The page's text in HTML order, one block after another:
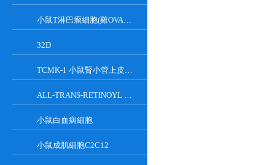
小鼠T淋巴瘤細胞(雞OVA基因修飾)
32D
TCMK-1 小鼠腎小管上皮細胞系
ALL-TRANS-RETINOYL B-GLUCURONIDE
小鼠白血病細胞
小鼠成肌細胞C2C12